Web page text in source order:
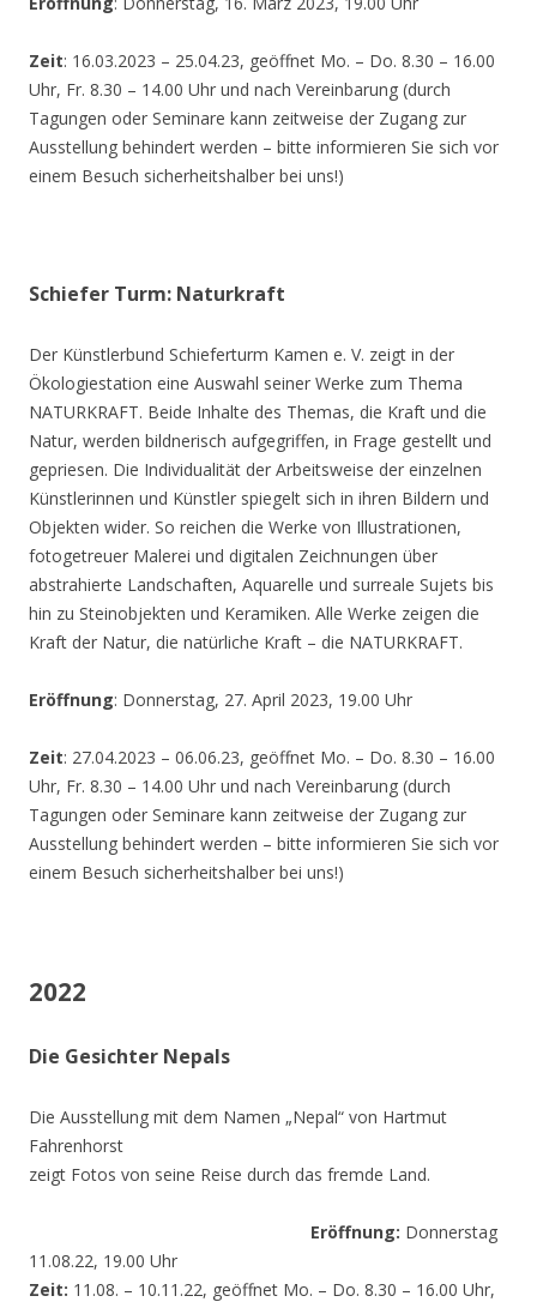
Zeit: 16.03.2023 – 25.04.23, geöffnet Mo. – Do. 8.30 – 16.00
Uhr, Fr. 8.30 – 14.00 Uhr und nach Vereinbarung (durch
Tagungen oder Seminare kann zeitweise der Zugang zur
Ausstellung behindert werden – bitte informieren Sie sich vor
einem Besuch sicherheitshalber bei uns!)
Schiefer Turm: Naturkraft
Der Künstlerbund Schieferturm Kamen e. V. zeigt in der
Ökologiestation eine Auswahl seiner Werke zum Thema
NATURKRAFT. Beide Inhalte des Themas, die Kraft und die
Natur, werden bildnerisch aufgegriffen, in Frage gestellt und
gepriesen. Die Individualität der Arbeitsweise der einzelnen
Künstlerinnen und Künstler spiegelt sich in ihren Bildern und
Objekten wider. So reichen die Werke von Illustrationen,
fotogetreuer Malerei und digitalen Zeichnungen über
abstrahierte Landschaften, Aquarelle und surreale Sujets bis
hin zu Steinobjekten und Keramiken. Alle Werke zeigen die
Kraft der Natur, die natürliche Kraft – die NATURKRAFT.
Eröffnung: Donnerstag, 27. April 2023, 19.00 Uhr
Zeit: 27.04.2023 – 06.06.23, geöffnet Mo. – Do. 8.30 – 16.00
Uhr, Fr. 8.30 – 14.00 Uhr und nach Vereinbarung (durch
Tagungen oder Seminare kann zeitweise der Zugang zur
Ausstellung behindert werden – bitte informieren Sie sich vor
einem Besuch sicherheitshalber bei uns!)
2022
Die Gesichter Nepals
Die Ausstellung mit dem Namen „Nepal“ von Hartmut
Fahrenhorst
zeigt Fotos von seine Reise durch das fremde Land.
Eröffnung: Donnerstag
11.08.22, 19.00 Uhr
Zeit: 11.08. – 10.11.22, geöffnet Mo. – Do. 8.30 – 16.00 Uhr,